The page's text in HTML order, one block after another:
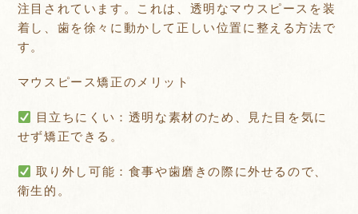
注目されています。これは、透明なマウスピースを装
着し、歯を徐々に動かして正しい位置に整える方法で
す。
マウスピース矯正のメリット
目立ちにくい：透明な素材のため、見た目を気に
せず矯正できる。
取り外し可能：食事や歯磨きの際に外せるので、
衛生的。